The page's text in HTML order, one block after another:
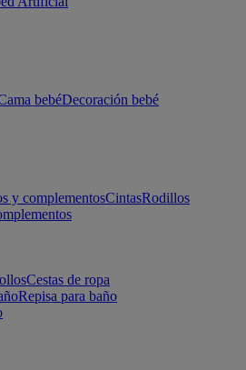
bebéDecoración bebé
y complementosCintasRodillos
Cestas de ropa
Repisa para baño